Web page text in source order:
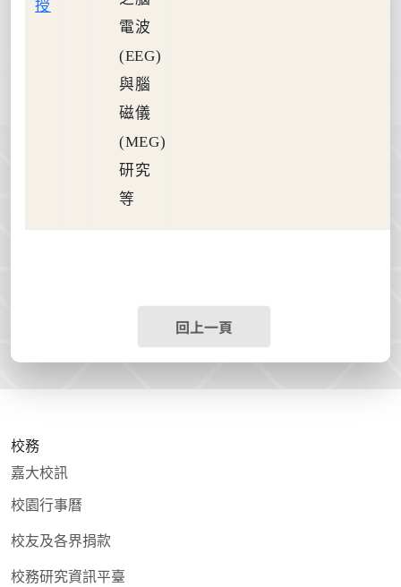
授
電波
(EEG)
與腦
磁儀
(MEG)
研究
等
回上一頁
校務
嘉大校訊
校園行事曆
校友及各界捐款
校務研究資訊平臺